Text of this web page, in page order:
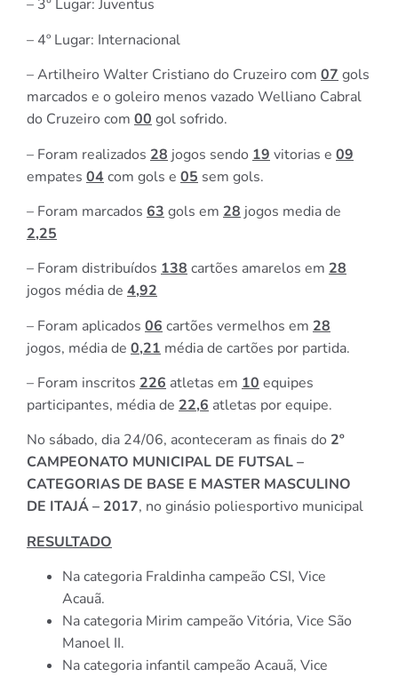
– 3° Lugar: Juventus
– 4º Lugar: Internacional
– Artilheiro Walter Cristiano do Cruzeiro com 07 gols
marcados e o goleiro menos vazado Welliano Cabral
do Cruzeiro com 00 gol sofrido.
– Foram realizados 28 jogos sendo 19 vitorias e 09
empates 04com gols e 05 sem gols.
– Foram marcados 63 gols em 28 jogos media de
2,25
– Foram distribuídos 138 cartões amarelos em 28
jogos média de 4,92
– Foram aplicados 06 cartões vermelhos em 28
jogos, média de 0,21 média de cartões por partida.
– Foram inscritos 226 atletas em 10 equipes
participantes, média de 22,6 atletas por equipe.
No sábado, dia 24/06, aconteceram as finais do 2º
CAMPEONATO MUNICIPAL DE FUTSAL –
CATEGORIAS DE BASE E MASTER MASCULINO
DE ITAJÁ – 2017, no ginásio poliesportivo municipal
RESULTADO
Na categoria Fraldinha campeão CSI, Vice
Acauã.
Na categoria Mirim campeão Vitória, Vice São
Manoel II.
Na categoria infantil campeão Acauã, Vice